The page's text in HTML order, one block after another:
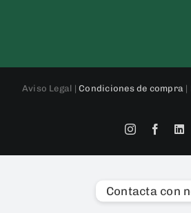
Aviso Legal |Condiciones de compra |
Instagram
Contacta con